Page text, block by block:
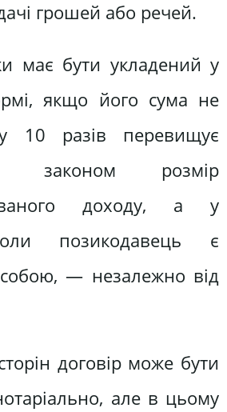
грошей або речей.
має бути укладений у
якщо його сума не
10 разів перевищує
законом розмір
доходу, а у
позикодавець є
— незалежно від
договір може бути
але в цьому